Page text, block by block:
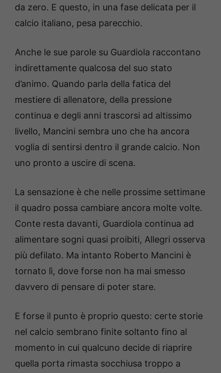
da zero. E questo, in una fase delicata per il
calcio italiano, pesa parecchio.
Anche le sue parole su Guardiola raccontano
indirettamente qualcosa del suo stato
d’animo. Quando parla della fatica del
mestiere di allenatore, della pressione
continua e degli anni trascorsi ad altissimo
livello, Mancini sembra uno che ha ancora
voglia di sentirsi dentro il grande calcio. Non
uno pronto a uscire di scena.
La sensazione è che nelle prossime settimane
il quadro possa cambiare ancora molte volte.
Conte resta davanti, Guardiola continua ad
alimentare sogni quasi proibiti, Allegri osserva
più defilato. Ma intanto Roberto Mancini è
tornato lì, dove forse non ha mai smesso
davvero di pensare di poter stare.
E forse il punto è proprio questo: certe storie
nel calcio sembrano finite soltanto fino al
momento in cui qualcuno decide di riaprire
quella porta rimasta socchiusa troppo a